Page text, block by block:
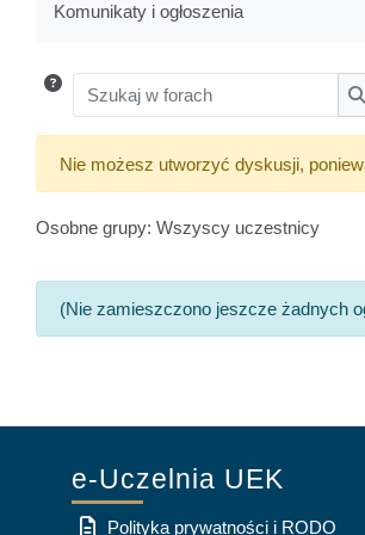
Komunikaty i ogłoszenia
Szukaj w forach
Nie możesz utworzyć dyskusji,
Osobne grupy: Wszyscy uczestnicy
(Nie zamieszczono jeszcze żadnych
e-Uczelnia UEK
Polityka prywatności i RODO